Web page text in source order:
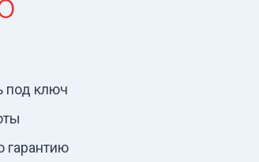
под ключ